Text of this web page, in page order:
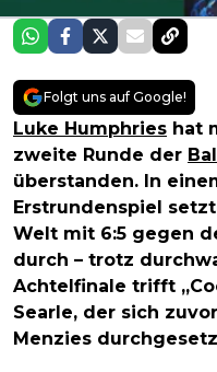
Folgt uns auf Google!
Luke Humphries hat
zweite Runde der
überstanden. In
Erstrundenspiel
Welt mit 6:5 gegen
durch – trotz
Achtelfinale trifft
Searle, der sich
Menzies